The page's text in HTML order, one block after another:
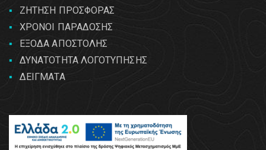
ΖΗΤΗΣΗ ΠΡΟΣΦΟΡΑΣ
ΧΡΟΝΟΙ ΠΑΡΑΔΟΣΗΣ
ΕΞΟΔΑ ΑΠΟΣΤΟΛΗΣ
ΔΥΝΑΤΟΤΗΤΑ ΛΟΓΟΤΥΠΗΣΗΣ
ΔΕΙΓΜΑΤΑ